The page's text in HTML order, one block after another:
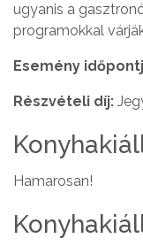
ugyanis a
programokkal
Esemény
Részvételi díj:
Hamarosan!